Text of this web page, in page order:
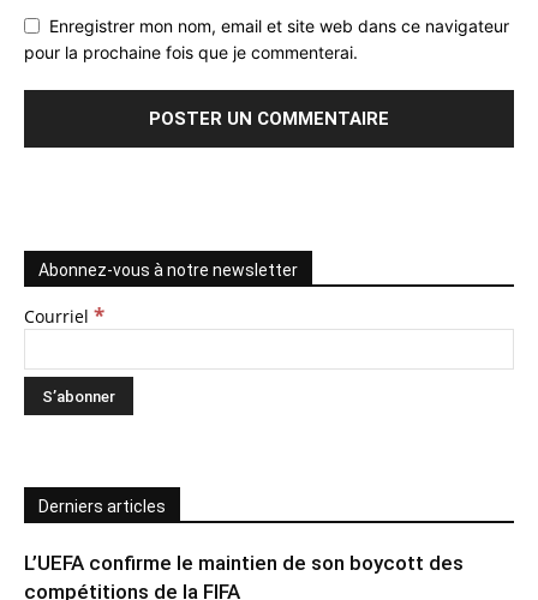
Enregistrer mon nom, email et site web dans ce navigateur
pour la prochaine fois que je commenterai.
Abonnez-vous à notre newsletter
Courriel *
Derniers articles
L’UEFA confirme le maintien de son boycott des
compétitions de la FIFA